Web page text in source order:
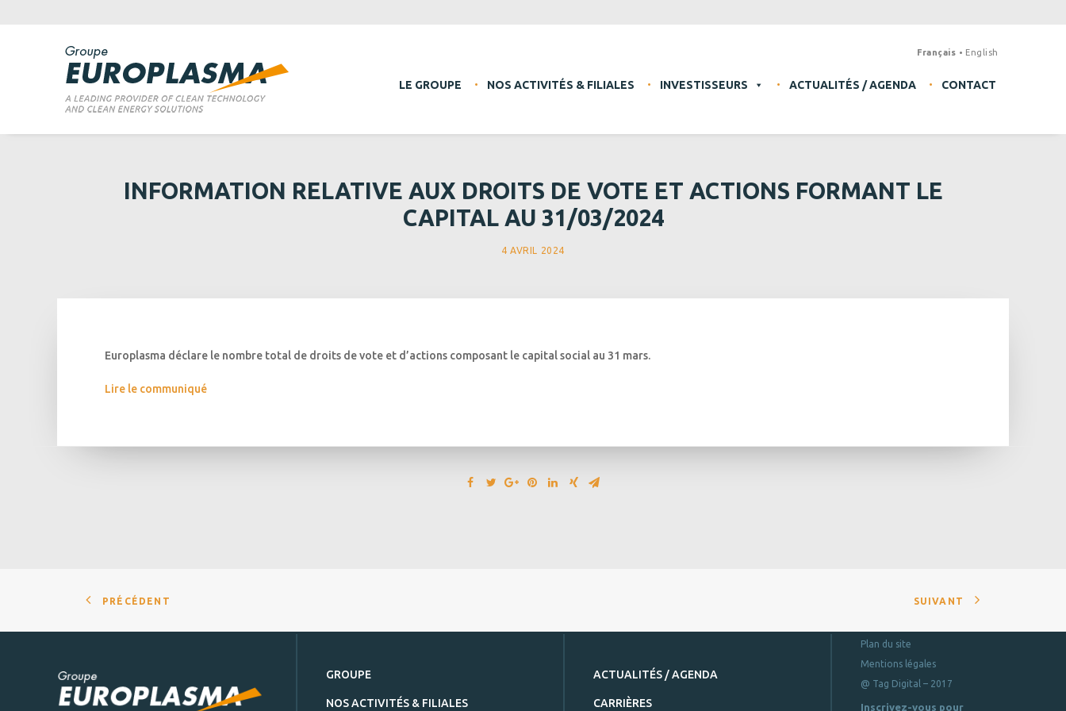
LE GROUPE NOS ACTIVITÉS & FILIALES INVESTISSEURS ACTUALITÉS / AGENDA CONTACT
Français English
INFORMATION RELATIVE AUX DROITS DE VOTE ET ACTIONS FORMANT LE
CAPITAL AU 31/03/2024
4 AVRIL 2024
Europlasma déclare le nombre total de droits de vote et d’actions composant le capital social au 31 mars.
Lire le communiqué
PRÉCÉDENT SUIVANT
GROUPE
NOS ACTIVITÉS & FILIALES
ACTUALITÉS / AGENDA
CARRIÈRES
Plan du site
Mentions légales
@ Tag Digital – 2017
Inscrivez-vous pour